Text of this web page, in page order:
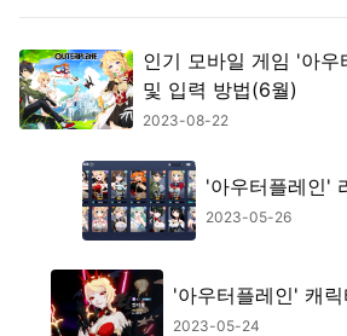
인기 모바일 게임 '아
및 입력 방법(6월)
2023-08-22
'아우터플레인'
2023-05-26
'아우터플레인' 캐
2023-05-24